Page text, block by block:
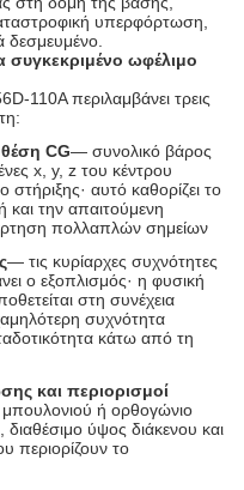
υπερφόρτωση,
δεσμευμένο.
συγκεκριμένο ωφέλιμο
110A περιλαμβάνει τρεις
CG— συνολικό βάρος
x, y, z του κέντρου
αυτό καθορίζει το
την απαιτούμενη
πολλαπλών σημείων
— τις κυρίαρχες συχνότητες
ο εξοπλισμός· η φυσική
στη συνέχεια
συχνότητα
κάτω από τη
και περιορισμοί
ή ορθογώνιο
ύψος διάκενου και
περιορίζουν το